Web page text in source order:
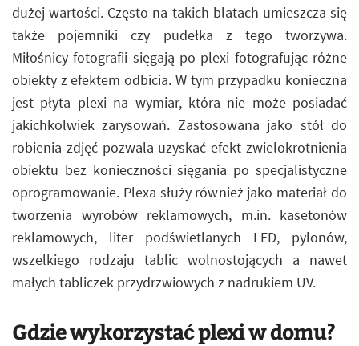
dużej wartości. Często na takich blatach umieszcza się
także pojemniki czy pudełka z tego tworzywa.
Miłośnicy fotografii sięgają po plexi fotografując różne
obiekty z efektem odbicia. W tym przypadku konieczna
jest płyta plexi na wymiar, która nie może posiadać
jakichkolwiek zarysowań. Zastosowana jako stół do
robienia zdjęć pozwala uzyskać efekt zwielokrotnienia
obiektu bez konieczności sięgania po specjalistyczne
oprogramowanie. Plexa służy również jako materiał do
tworzenia wyrobów reklamowych, m.in. kasetonów
reklamowych, liter podświetlanych LED, pylonów,
wszelkiego rodzaju tablic wolnostojących a nawet
małych tabliczek przydrzwiowych z nadrukiem UV.
Gdzie wykorzystać plexi w domu?